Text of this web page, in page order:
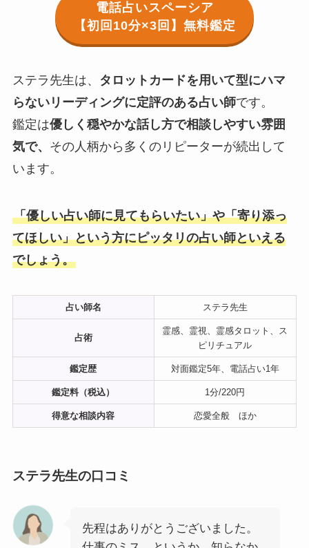
電話占いスペーシア
【初回10分×3回】無料鑑定
ステラ先生は、
タロットカードを用いて型にハマ
らないリーディングに定評のある占い師です。
鑑定は優しく穏やかな話し方で相談しやすい雰囲
気で、 その人柄から多くのリピーターが続出して
います。
「優しい占い師に見てもらいたい」や「寄り添っ
てほしい」という方にピッタリの占い師といえる
でしょう。
占い師名 ステラ先生
占術
霊感、霊視、霊感タロット、ス
ピリチュアル
鑑定歴 対面鑑定5年、電話占い1年
鑑定料（税込） 1分/220円
得意な相談内容 恋愛全般 ほか
ステラ先生の口コミ
先程はありがとうございました。